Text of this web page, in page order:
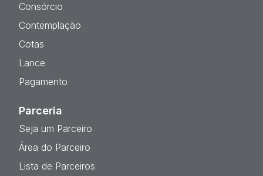
Consórcio
Contemplação
Cotas
Lance
Pagamento
Parceria
Seja um Parceiro
Área do Parceiro
Lista de Parceiros